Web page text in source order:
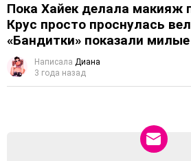
Пока Хайек делала макияж
Крус просто проснулась
«Бандитки» показали
Написала Диана
3 года назад